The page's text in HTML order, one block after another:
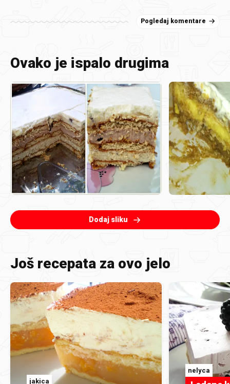
Pogledaj komentare
Ovako je ispalo drugima
Dodaj sliku
Još recepata za ovo jelo
jakica
nelyca